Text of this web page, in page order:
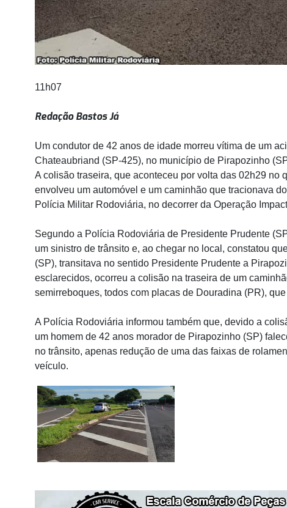
11h07
Redação Bastos Já
Um condutor de 42 anos de idade morreu vítima de um
Chateaubriand (SP-425), no município de Pirapozinho
A colisão traseira, que aconteceu por volta das 02h29 no
envolveu um automóvel e um caminhão que tracionava
Polícia Militar Rodoviária, no decorrer da Operação
Segundo a Polícia Rodoviária de Presidente Prudente
um sinistro de trânsito e, ao chegar no local, constatou
(SP), transitava no sentido Presidente Prudente a
esclarecidos, ocorreu a colisão na traseira de um
semirreboques, todos com placas de Douradina (PR),
A Polícia Rodoviária informou também que, devido a
um homem de 42 anos morador de Pirapozinho (SP)
no trânsito, apenas redução de uma das faixas de
veículo.